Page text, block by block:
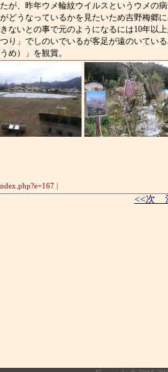
が、昨年ウメ輪紋ウイルスというウメの
どうなっているかを見たいため吉野梅郷に
ないとの事で元のようになるには10年以
り」でしのいでいるが客足が遠のいてい
め）」を観賞。
|
<<次